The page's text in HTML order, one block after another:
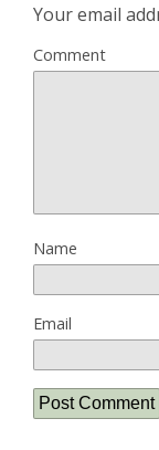
Your email
Comment
Name
Email